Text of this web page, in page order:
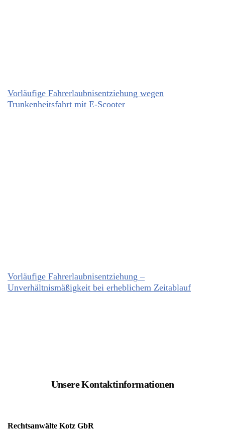
Vorläufige Fahrerlaubnisentziehung wegen
Trunkenheitsfahrt mit E-Scooter
Vorläufige Fahrerlaubnisentziehung –
Unverhältnismäßigkeit bei erheblichem Zeitablauf
Unsere Kontaktinformationen
Rechtsanwälte Kotz GbR